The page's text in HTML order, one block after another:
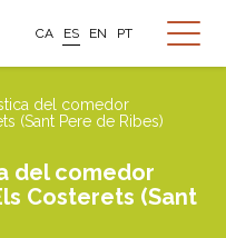
CA ES EN PT
del comedor
(Sant Pere de Ribes)
del comedor
Costerets (Sant